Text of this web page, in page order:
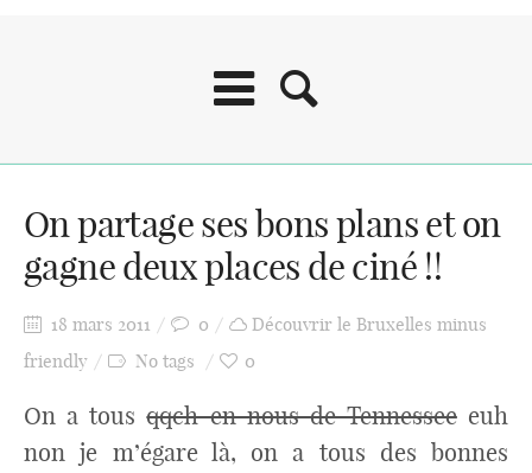
On partage ses bons plans et on
gagne deux places de ciné !!
18 mars 2011 0
Découvrir le Bruxelles minus
friendly
No tags 0
On a tousqqch en nous de Tennesseeeuh
non je m’égare là, on a tous des bonnes